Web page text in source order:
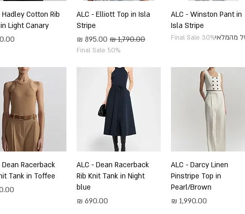
תצוגה מהירה
ALC - Winston Pant in
Isla Stripe
מהמלאיFinal Sale 30%
תצוגה מהירה
ALC - Elliott Top in Isla
Stripe
מחיר רגיל‏1,790.00 ‏₪ מחיר מבצע
Final Sale 50%
תצוגה מהירה
Hadley Cotton Rib
Light Canary
מחיר
תצוגה מהירה
ALC - Darcy Linen
Pinstripe Top in
Pearl/Brown
מחיר
תצוגה מהירה
ALC - Dean Racerback
Rib Knit Tank in Night
blue
מחיר
תצוגה מהירה
Dean Racerback
Tank in Toffee
מחיר